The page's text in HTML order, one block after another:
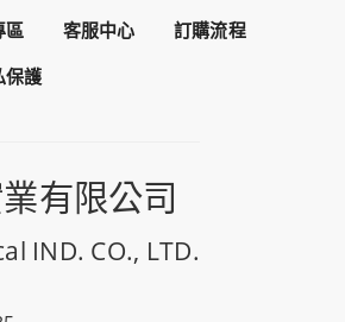
區 客服中心
訂購流程
保護
有限公司
IND. CO., LTD.